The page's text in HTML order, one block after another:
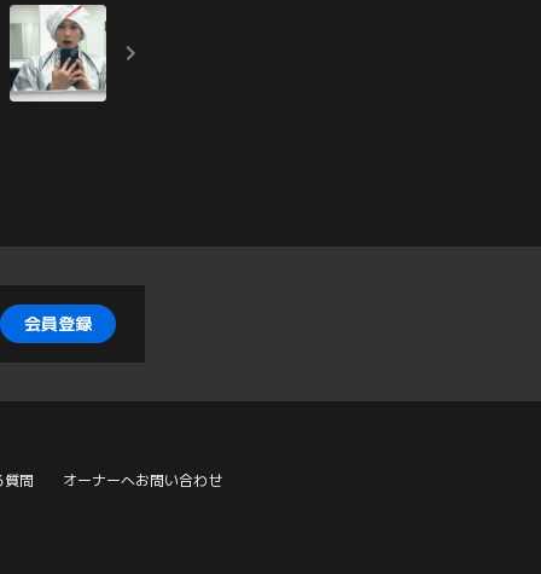
会員登録
質問 オーナーへお問い合わせ